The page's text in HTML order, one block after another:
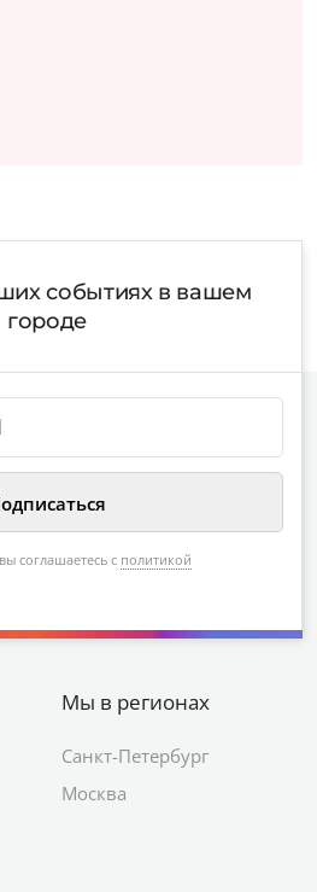
событиях в вашем
городе
соглашаетесь с политикой
Мы в регионах
Санкт-Петербург
Москва